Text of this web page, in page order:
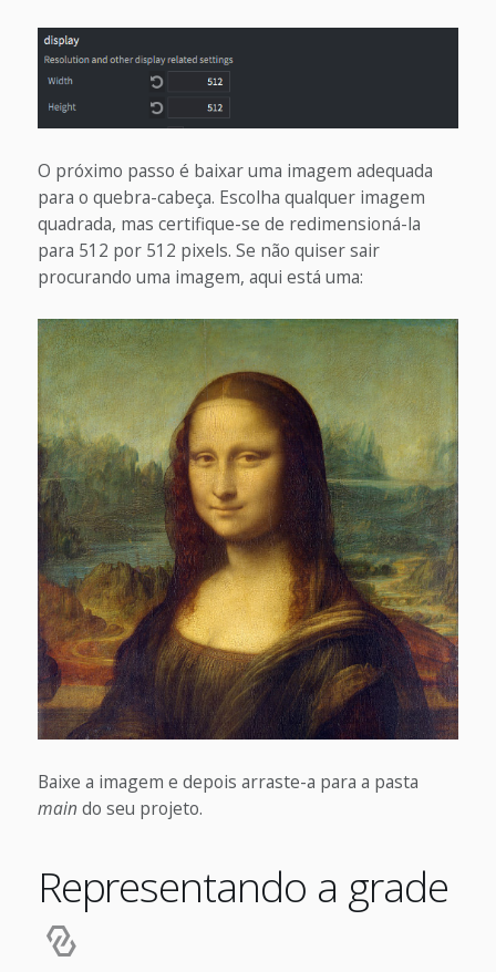
O próximo passo é baixar uma imagem adequada
para o quebra-cabeça. Escolha qualquer imagem
quadrada, mas certifique-se de redimensioná-la
para 512 por 512 pixels. Se não quiser sair
procurando uma imagem, aqui está uma:
Baixe a imagem e depois arraste-a para a pasta
main do seu projeto.
Representando a grade